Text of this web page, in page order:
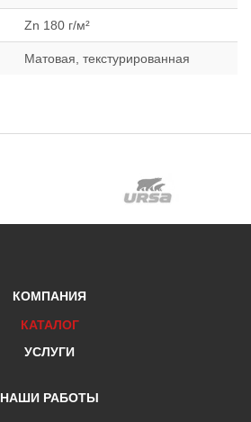
Zn 180 г/м²
Матовая, текстурированная
КОМПАНИЯ
КАТАЛОГ
УСЛУГИ
НАШИ РАБОТЫ